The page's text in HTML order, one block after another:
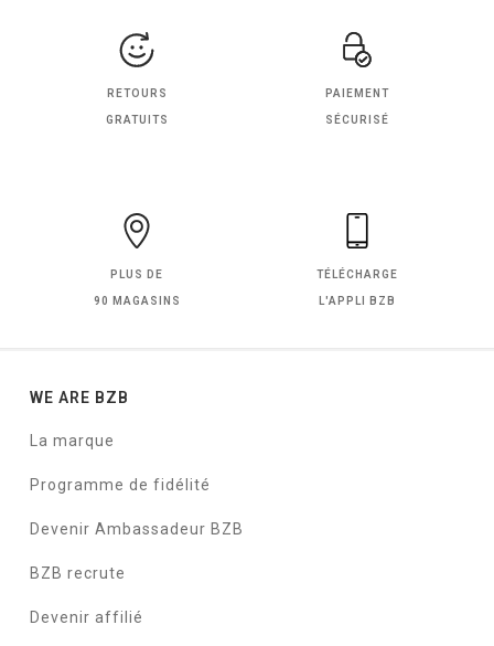
RETOURS
GRATUITS
PAIEMENT
SÉCURISÉ
PLUS DE
90 MAGASINS
TÉLÉCHARGE
L'APPLI BZB
WE ARE BZB
La marque
Programme de fidélité
Devenir Ambassadeur BZB
BZB recrute
Devenir affilié